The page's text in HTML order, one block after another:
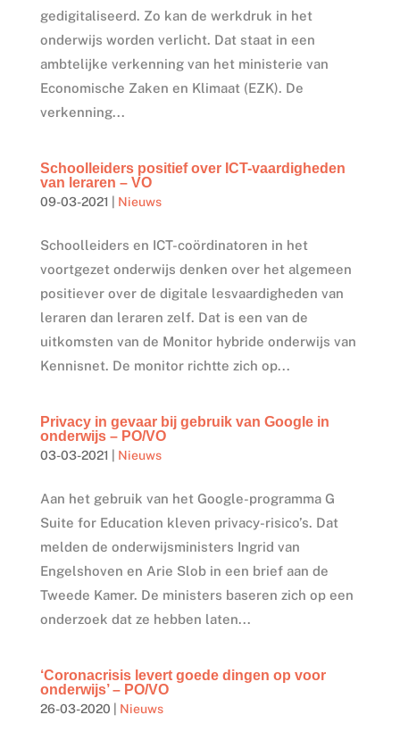
gedigitaliseerd. Zo kan de werkdruk in het
onderwijs worden verlicht. Dat staat in een
ambtelijke verkenning van het ministerie van
Economische Zaken en Klimaat (EZK). De
verkenning...
Schoolleiders positief over ICT-vaardigheden
van leraren – VO
09-03-2021 Nieuws
Schoolleiders en ICT-coördinatoren in het
voortgezet onderwijs denken over het algemeen
positiever over de digitale lesvaardigheden van
leraren dan leraren zelf. Dat is een van de
uitkomsten van de Monitor hybride onderwijs van
Kennisnet. De monitor richtte zich op...
Privacy in gevaar bij gebruik van Google in
onderwijs – PO/VO
03-03-2021 Nieuws
Aan het gebruik van het Google-programma G
Suite for Education kleven privacy-risico’s. Dat
melden de onderwijsministers Ingrid van
Engelshoven en Arie Slob in een brief aan de
Tweede Kamer. De ministers baseren zich op een
onderzoek dat ze hebben laten...
‘Coronacrisis levert goede dingen op voor
onderwijs’ – PO/VO
26-03-2020 Nieuws